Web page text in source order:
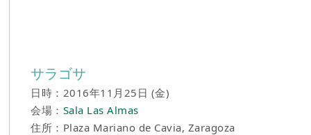
サラゴサ
日時：2016年11月25日 (金)
会場： Sala Las Almas
住所：Plaza Mariano de Cavia, Zaragoza